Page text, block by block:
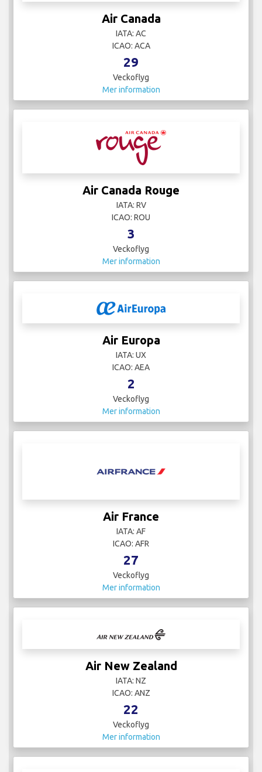
Air Canada
IATA: AC
ICAO: ACA
29
Veckoflyg
Mer information
Air Canada Rouge
IATA: RV
ICAO: ROU
3
Veckoflyg
Mer information
Air Europa
IATA: UX
ICAO: AEA
2
Veckoflyg
Mer information
Air France
IATA: AF
ICAO: AFR
27
Veckoflyg
Mer information
Air New Zealand
IATA: NZ
ICAO: ANZ
22
Veckoflyg
Mer information